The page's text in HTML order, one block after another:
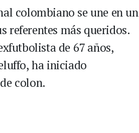
colombiano se une en un
referentes más queridos.
de 67 años,
ha iniciado
colon.